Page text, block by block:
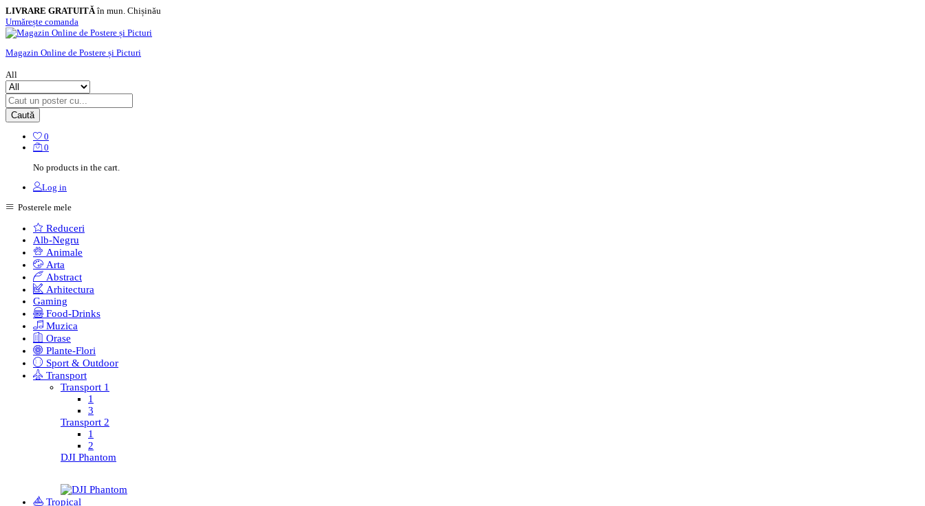
LIVRARE GRATUITĂîn mun. Chișinău
Urmărește comanda
Magazin Online de Postere și Picturi
All
Caută
0
0
No products in the cart.
Log in
Posterele mele
Reduceri
Alb-Negru
Animale
Arta
Abstract
Arhitectura
Gaming
Food-Drinks
Muzica
Orase
Plante-Flori
Sport & Outdoor
Transport
Transport 1
1
3
Transport 2
1
2
DJI Phantom
Tropical